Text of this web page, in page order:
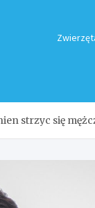
strzyc się